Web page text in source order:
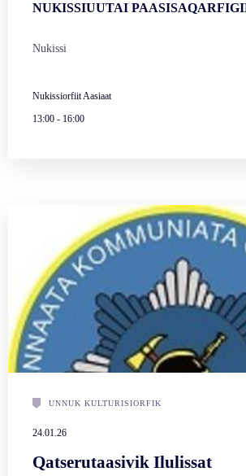
NUKISSIUUTAI
Nukissi
Nukissiorfiit Aasiaat
13:00 - 16:00
UNNUK KULTURISIORFIK
24.01.26
Qatserutaasivik Ilulissat